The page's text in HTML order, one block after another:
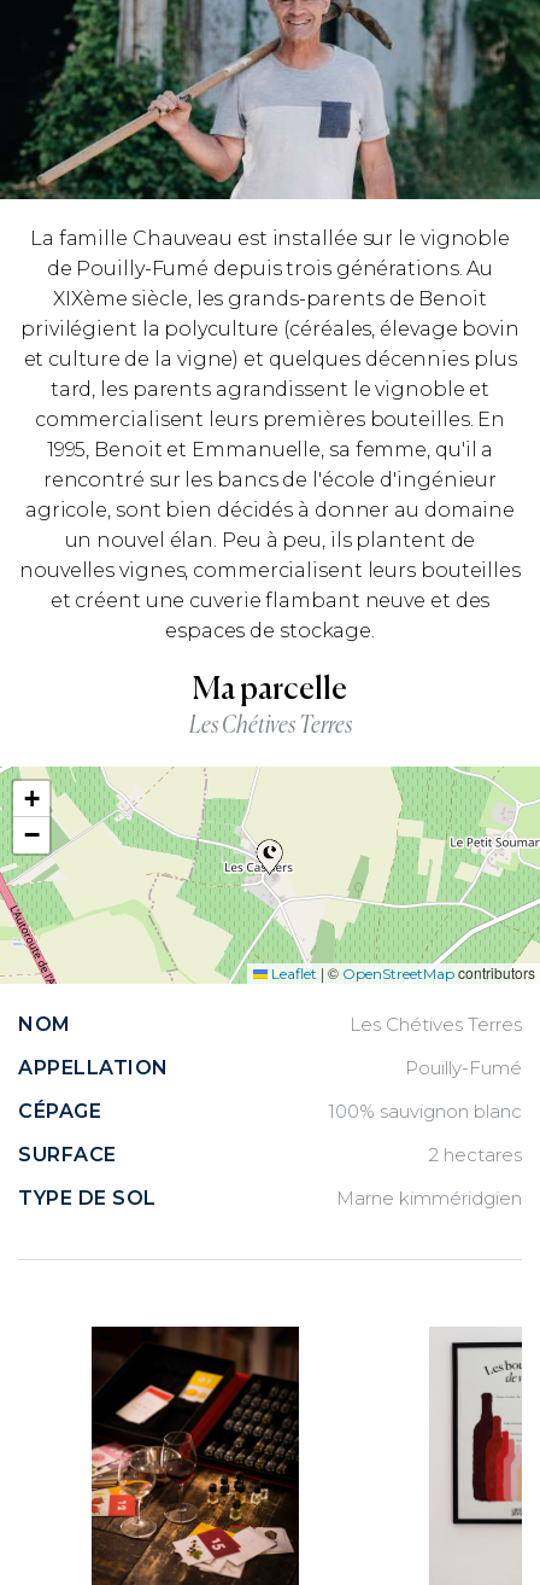
La famille Chauveau est installée sur le vignoble
de Pouilly-Fumé depuis trois générations. Au
XIXème siècle, les grands-parents de Benoit
privilégient la polyculture (céréales, élevage bovin
et culture de la vigne) et quelques décennies plus
tard, les parents agrandissent le vignoble et
commercialisent leurs premières bouteilles. En
1995, Benoit et Emmanuelle, sa femme, qu'il a
rencontré sur les bancs de l'école d'ingénieur
agricole, sont bien décidés à donner au domaine
un nouvel élan. Peu à peu, ils plantent de
nouvelles vignes, commercialisent leurs bouteilles
et créent une cuverie flambant neuve et des
espaces de stockage.
Ma parcelle
Les Chétives Terres
+
−
Leaflet | © OpenStreetMap contributors
NOM
Les Chétives Terres
APPELLATION
Pouilly-Fumé
CÉPAGE
100% sauvignon blanc
SURFACE
2 hectares
TYPE DE SOL
Marne kimméridgien